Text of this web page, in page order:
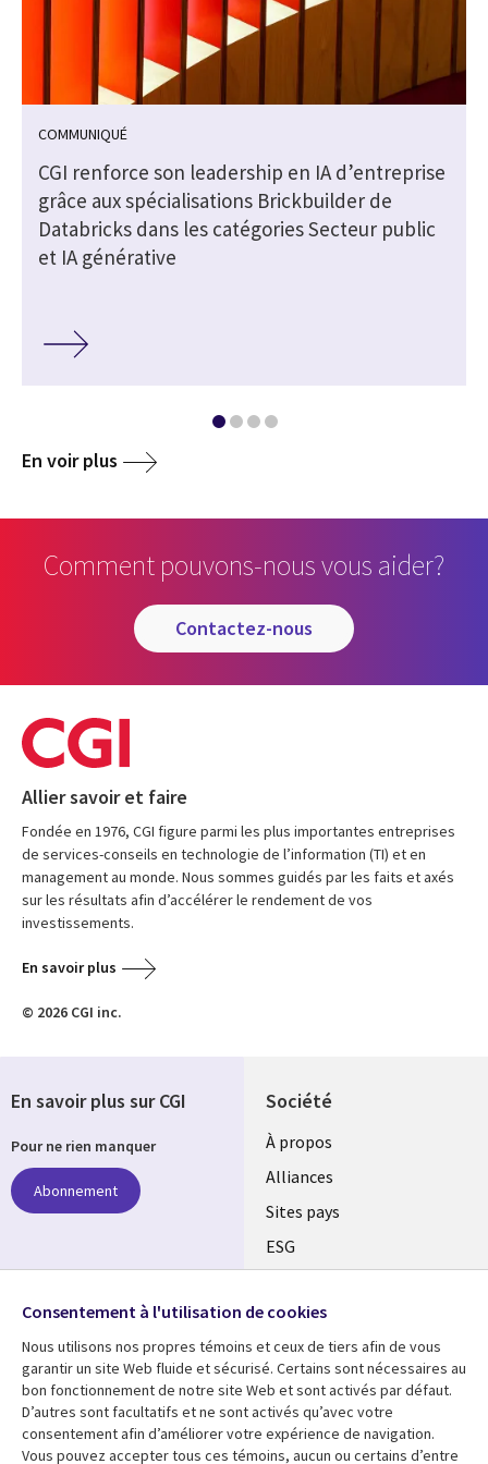
COMMUNIQUÉ
CGI renforce son leadership en IA d’entreprise
grâce aux spécialisations Brickbuilder de
Databricks dans les catégories Secteur public
et IA générative
En voir plus
Comment pouvons-nous vous aider?
contactez-nous
Allier savoir et faire
Fondée en 1976, CGI figure parmi les plus importantes entreprises
de services-conseils en technologie de l’information (TI) et en
management au monde. Nous sommes guidés par les faits et axés
sur les résultats afin d’accélérer le rendement de vos
investissements.
En savoir plus
© 2026 CGI inc.
Société
À propos
Alliances
Sites pays
ESG
Fusions
Salle de presse
Ressources Support
En savoir plus sur CGI
Pour ne rien manquer
Abonnement
Suivez-nous
Social
Media
Global
FR
Consentement à l'utilisation de cookies
Nous utilisons nos propres témoins et ceux de tiers afin de vous
garantir un site Web fluide et sécurisé. Certains sont nécessaires au
bon fonctionnement de notre site Web et sont activés par défaut.
D’autres sont facultatifs et ne sont activés qu’avec votre
consentement afin d’améliorer votre expérience de navigation.
Vous pouvez accepter tous ces témoins, aucun ou certains d’entre